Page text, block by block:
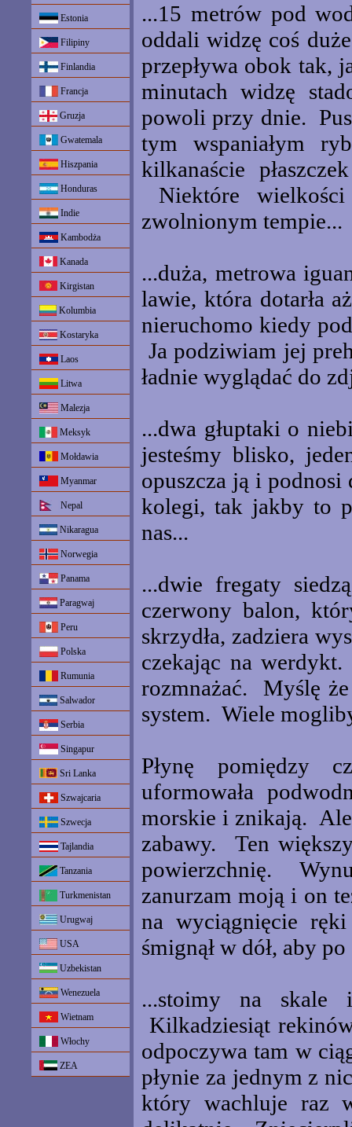
Estonia
Filipiny
Finlandia
Francja
Gruzja
Gwatemala
Hiszpania
Honduras
Indie
Kambodża
Kanada
Kirgistan
Kolumbia
Kostaryka
Laos
Litwa
Malezja
Meksyk
Mołdawia
Myanmar
Nepal
Nikaragua
Norwegia
Panama
Paragwaj
Peru
Polska
Rumunia
Salwador
Serbia
Singapur
Sri Lanka
Szwajcaria
Szwecja
Tajlandia
Tanzania
Turkmenistan
Urugwaj
USA
Uzbekistan
Wenezuela
Wietnam
Włochy
ZEA
...15 metrów pod
oddali widzę coś
przepływa obok tak,
minutach widzę
powoli przy dnie.
tym wspaniałym
kilkanaście
Niektóre
zwolnionym tempie...
...duża, metrowa
lawie, która dotarła
nieruchomo kiedy
Ja podziwiam jej
ładnie wyglądać do
...dwa głuptaki o
jesteśmy blisko,
opuszcza ją i
kolegi, tak jakby to
nas...
...dwie fregaty
czerwony balon,
skrzydła, zadziera
czekając na
rozmnażać. Myślę
system. Wiele
Płynę pomiędzy
uformowała
morskie i znikają.
zabawy. Ten
powierzchnię.
zanurzam moją i on
na wyciągnięcie
śmignął w dół, aby
...stoimy na skale
Kilkadziesiąt
odpoczywa tam w
płynie za jednym z
który wachluje raz